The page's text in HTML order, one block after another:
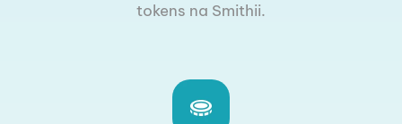
tokens na Smithii.